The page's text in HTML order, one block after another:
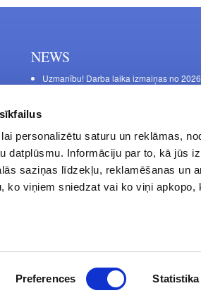
personalizētu saturu un reklāmas,
datplūsmu. Informāciju par to, kā jūs
saziņas līdzekļu, reklamēšanas un
ko viņiem sniedzat vai ko viņi apkopo,
Preferences Statistika
NEWS
Uzmanību! Darba laika izmaiņas no
Privacy Policy Contacts